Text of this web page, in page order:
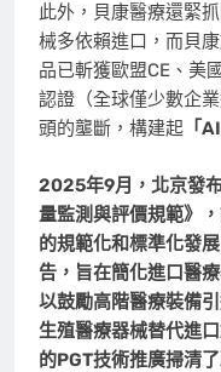
此外，貝康醫療還緊抓
械多依賴進口，而貝
品已斬獲歐盟CE、美
認證（全球僅少數企
頭的壟斷，構建起 「AI
2025年9月，北京發
量監測與評價規範》
的規範化和標準化發
告，旨在簡化進口醫
以鼓勵高階醫療裝備
生殖醫療器械替代進
的PGT技術推廣掃清